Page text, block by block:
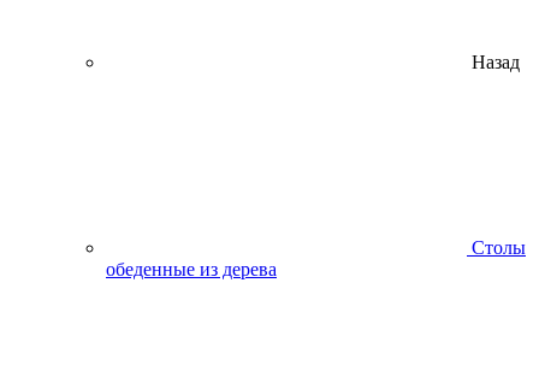
Назад
Столы
обеденные из дерева